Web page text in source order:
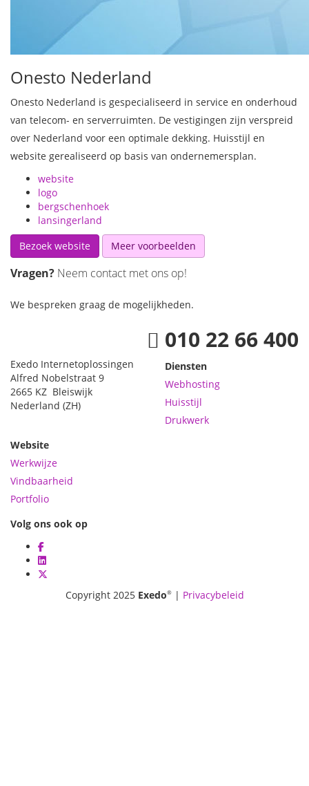
Onesto Nederland
Onesto Nederland is gespecialiseerd in service en onderhoud
van telecom- en serverruimten. De vestigingen zijn verspreid
over Nederland voor een optimale dekking. Huisstijl en
website gerealiseerd op basis van ondernemersplan.
website
logo
bergschenhoek
lansingerland
Bezoek website
Meer voorbeelden
Vragen? Neem contact met ons op!
We bespreken graag de mogelijkheden.
010 22 66 400
Exedo Internetoplossingen
Alfred Nobelstraat 9
2665 KZ Bleiswijk
Nederland (ZH)
Diensten
Webhosting
Huisstijl
Drukwerk
Website
Werkwijze
Vindbaarheid
Portfolio
Volg ons ook op
Copyright 2025 Exedo®| Privacybeleid